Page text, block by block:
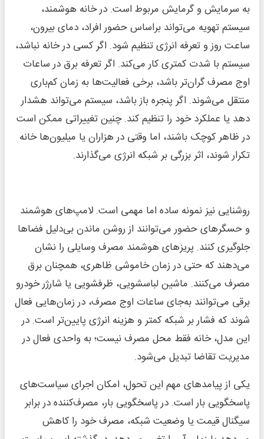
به سرمایش و گرمایش مربوط است. در خانه هوشمند،
سیستم تهویه می‌تواند براساس حضور افراد، دمای بیرون،
ساعت روز و تعرفه انرژی تنظیم شود. اگر کسی در خانه نباشد،
سیستم با شدت کمتری کار می‌کند. اگر تعرفه برق در ساعات
اوج مصرف گران‌تر باشد، برخی فعالیت‌ها به زمان کم‌باری
منتقل می‌شوند. اگر پنجره باز باشد، سیستم می‌تواند هشدار
دهد یا عملکرد خود را تنظیم کند. چنین تغییراتی ممکن است
در ظاهر کوچک باشند، اما وقتی در هزاران یا میلیون‌ها خانه
تکرار شوند، اثر بزرگی بر شبکه انرژی می‌گذارند.
روشنایی نیز نمونه ساده اما مهمی است. لامپ‌های هوشمند
و حسگرهای حضور می‌توانند از روشن ماندن بی‌دلیل فضاها
جلوگیری کنند. پریزهای هوشمند مصرف وسایلی را نشان
می‌دهند که حتی در زمان خاموشی ظاهری، همچنان برق
مصرف می‌کنند. ماشین لباسشویی، ظرفشویی یا شارژر خودرو
برقی می‌توانند به‌جای ساعات اوج مصرف، در زمان‌هایی فعال
شوند که فشار بر شبکه کمتر و هزینه انرژی پایین‌تر است. در
این مدل، خانه فقط محل مصرف نیست؛ به واحدی فعال در
مدیریت تقاضا تبدیل می‌شود.
یکی از پیامدهای مهم این تحول، امکان اجرای سیاست‌های
پاسخگویی بار است. در پاسخگویی بار، مصرف‌کننده در برابر
سیگنال قیمت یا وضعیت شبکه، مصرف خود را کاهش